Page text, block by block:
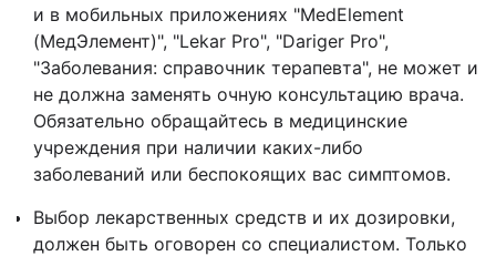
и в мобильных приложениях "MedElement
(МедЭлемент)", "Lekar Pro", "Dariger Pro",
"Заболевания: справочник терапевта", не может и
не должна заменять очную консультацию врача.
Обязательно обращайтесь в медицинские
учреждения при наличии каких-либо
заболеваний или беспокоящих вас симптомов.
Выбор лекарственных средств и их дозировки,
должен быть оговорен со специалистом. Только